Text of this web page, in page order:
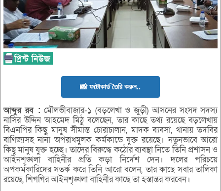
📸 ফটোকার্ড তৈরি করুন..
আব্দুররব : মৌলভীবাজার-১ (বড়লেখা ও জুড়ী) আসনের সংসদ সদস্য
নাসির উদ্দিন আহমেদ মিঠু বলেছেন, তার কাছে তথ্য রয়েছে বড়লেখায়
বিএনপির কিছু মানুষ সীমান্ত চোরাচালান, মাদক ব্যবসা, থানায় তদবির
বাণিজ্যসহ নানা অপরাধমুলক কর্মকান্ডে যুক্ত রয়েছে। নতুনভাবে আরো
কিছু মানুষ যুক্ত হচ্ছে। তাদের বিরুদ্ধে কঠোর ব্যবস্থা নিতে তিনি প্রশাসন ও
আইনশৃঙ্খলা বাহিনীর প্রতি কড়া নির্দেশ দেন। দলের পরিচয়ে
অপকর্মকারিদের সতর্ক করে তিনি আরো বলেন, তার কাছে সবার তালিকা
রয়েছে, শিগগির আইনশৃঙ্খলা বাহিনীর কাছে তা হস্তান্তর করবেন।